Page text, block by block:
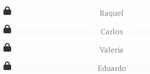
Raquel
Carlos
Valeria
Eduardo